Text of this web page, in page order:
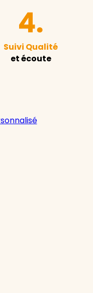
Suivi Qualité
et écoute